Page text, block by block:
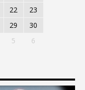
22
23
29
30
5 6